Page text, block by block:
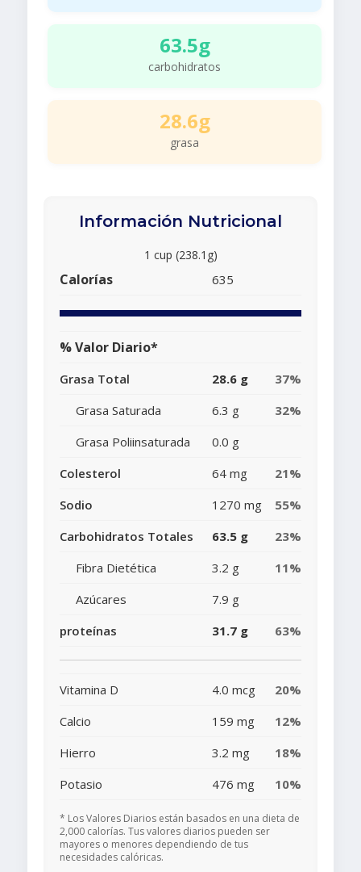
63.5g
carbohidratos
28.6g
grasa
Información Nutricional
1 cup (238.1g)
Calorías 635
% Valor Diario*
Grasa Total 28.6 g
37%
Grasa Saturada
6.3 g
32%
Grasa Poliinsaturada
0.0 g
Colesterol
64 mg
21%
Sodio
1270 mg
55%
Carbohidratos Totales
63.5 g
23%
Fibra Dietética
3.2 g
11%
Azúcares
7.9 g
proteínas
31.7 g 63%
Vitamina D 4.0 mcg
20%
Calcio
159 mg
12%
Hierro
3.2 mg
18%
Potasio
476 mg 10%
* Los Valores Diarios están basados en una dieta de
2,000 calorías. Tus valores diarios pueden ser
mayores o menores dependiendo de tus
necesidades calóricas.